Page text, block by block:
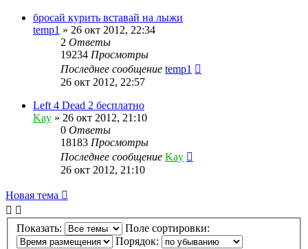
бросай курить вставай на лыжи
temp1 » 26 окт 2012, 22:34
2 Ответы
19234 Просмотры
Последнее сообщение temp1
26 окт 2012, 22:57
Left 4 Dead 2 бесплатно
Kay » 26 окт 2012, 21:10
0 Ответы
18183 Просмотры
Последнее сообщение Kay
26 окт 2012, 21:10
Новая тема
Показать:
Поле сортировки:
Порядок: